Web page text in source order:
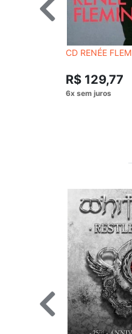
CD RENÉE
R$ 129,77